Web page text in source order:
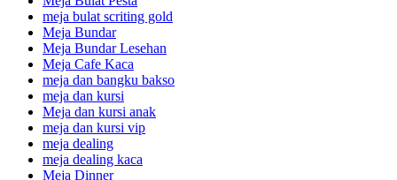
meja bulat scriting gold
Meja Bundar
Meja Bundar Lesehan
Meja Cafe Kaca
meja dan bangku bakso
meja dan kursi
Meja dan kursi anak
meja dan kursi vip
meja dealing
meja dealing kaca
Meja Dinner